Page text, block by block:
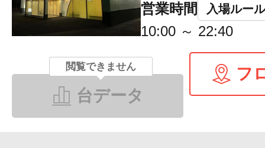
営業時間 入場ルール
10:00 ～ 22:40
閲覧できません
台データ
フ